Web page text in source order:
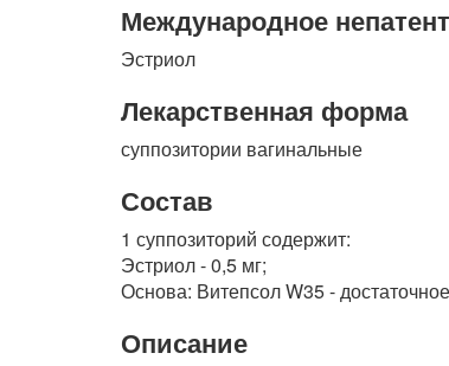
Международное
Эстриол
Лекарственная форма
суппозитории вагинальные
Состав
1 суппозиторий содержит:
Эстриол - 0,5 мг;
Основа: Витепсол W35 -
Описание